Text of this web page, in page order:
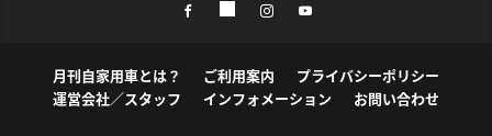
月刊自家用車とは？ ご利用案内
プライバシーポリシー
運営会社／スタッフ
インフォメーション お問い合わせ